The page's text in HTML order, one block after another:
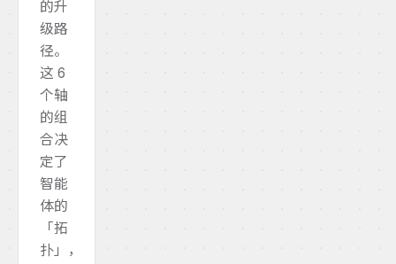
的升
级路
径。
这 6
个轴
的组
合决
定了
智能
体的
「拓
扑」，